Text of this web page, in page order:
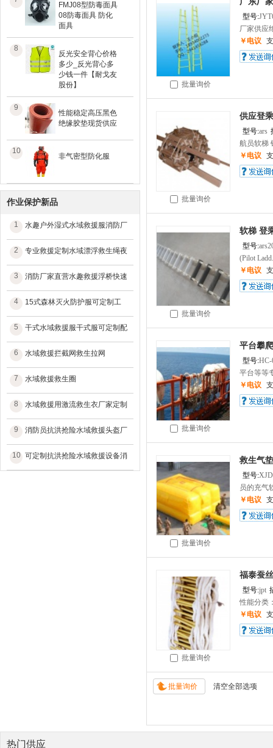
FMJ08型防毒面具
08防毒面具 防化
面具
8
反光安全背心价格
多少_反光背心多
少钱一件【耐戈友
股份】
9
性能稳定高压黑色
绝缘胶垫现货供应
10
非气密型防化服
作业保护新品
1 水趣户外湿式水域救援服消防厂
2 专业救援定制水域漂浮救生绳夜
3 消防厂家直营水趣救援浮桥快速
4 15式森林灭火防护服可定制工
5 干式水域救援服干式服可定制配
6 水域救援拦截网救生拉网
7 水域救援救生圈
8 水域救援用激流救生衣厂家定制
9 消防员抗洪抢险水域救援头盔厂
10 可定制抗洪抢险水域救援设备消
批量询价
型号:
厂家供应
￥电议
批量询价
供应登
型号:ars
航员软梯
￥电议
批量询价
软梯 登
型号:
(Pilot
￥电议
批量询价
平台攀
型号:HC-
平台等等
￥电议
批量询价
救生气垫
型号:
员的充气
￥电议
批量询价
福泰蚕
型号:jpt
性能分类
￥电议
热门供应